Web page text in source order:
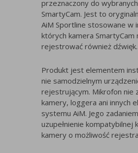
przeznaczony do
SmartyCam. Jest to
AiM Sportline stosowane w
których kamera SmartyCam
rejestrować również dźwięk.
Produkt jest elementem
nie samodzielnym
rejestrującym. Mikrofon nie
kamery, loggera ani innych
systemu AiM. Jego
uzupełnienie kompatybilnej
kamery o możliwość